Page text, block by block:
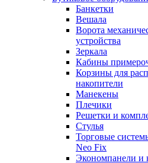
Банкетки
Вешала
Ворота
устройства
Зеркала
Кабины
Корзины для
накопители
Манекены
Плечики
Решетки и
Стулья
Торговые
Neo Fix
Экономпанели и